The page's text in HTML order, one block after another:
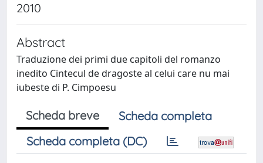
2010
Abstract
Traduzione dei primi due capitoli del romanzo
inedito Cintecul de dragoste al celui care nu mai
iubeste di P. Cimpoesu
Scheda breve
Scheda completa
Scheda completa (DC)